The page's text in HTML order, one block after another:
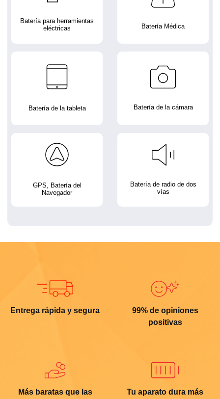
Batería para herramientas
eléctricas
Batería Médica
Batería de la tableta Batería de la cámara
GPS, Batería del
Navegador
Batería de radio de dos
vías
Entrega rápida y segura
99% de opiniones
positivas
Más baratas que las
Tu aparato dura más